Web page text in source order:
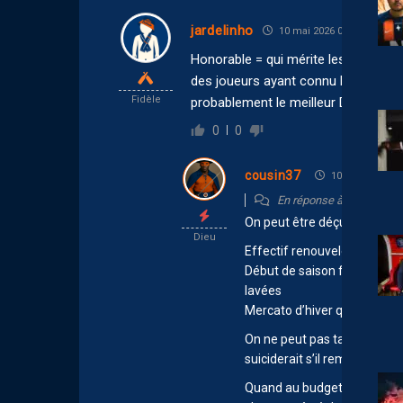
Fidèle
jardelinho 10 mai 2026 00:24
Honorable = qui mérite les
des joueurs ayant connu la ligue 1
probablement le meilleur DC): Pour
0 0
Dieu
cousin37 10 mai 2026
En réponse à
On peut être déçu mais il
Effectif renouvelé a 50%..
Début de saison fragile car
lavées
Mercato d’hiver qui aurait
On ne peut pas taper sur le
suiciderait s’il remontait
Quand au budget c’est en